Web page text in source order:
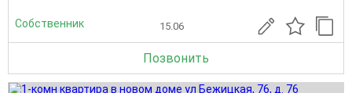
Собственник 15.06
Позвонить